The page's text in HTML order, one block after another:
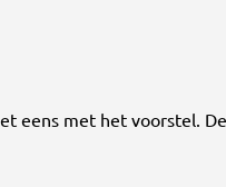
eens met het voorstel. De